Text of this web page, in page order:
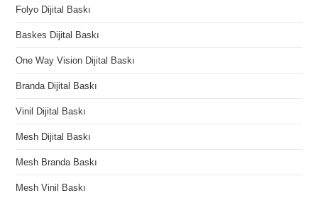
Folyo Dijital Baskı
Baskes Dijital Baskı
One Way Vision Dijital Baskı
Branda Dijital Baskı
Vinil Dijital Baskı
Mesh Dijital Baskı
Mesh Branda Baskı
Mesh Vinil Baskı